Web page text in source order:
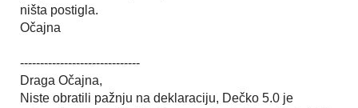
ništa postigla.
Očajna
------------------------------
Draga Očajna,
Niste obratili pažnju na deklaraciju, Dečko 5.0 je